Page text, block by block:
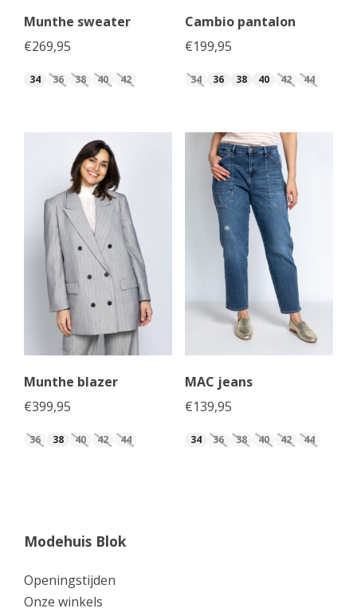
Munthe sweater
€269,95
34 36 38 40 42
Cambio pantalon
€199,95
34 36 38 40 42 44
Munthe blazer
€399,95
36 38 40 42 44
MAC jeans
€139,95
34 36 38 40 42 44
Modehuis Blok
Openingstijden
Onze winkels